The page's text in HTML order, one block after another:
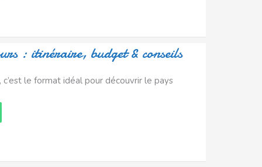
: itinéraire, budget & conseils
le format idéal pour découvrir le pays